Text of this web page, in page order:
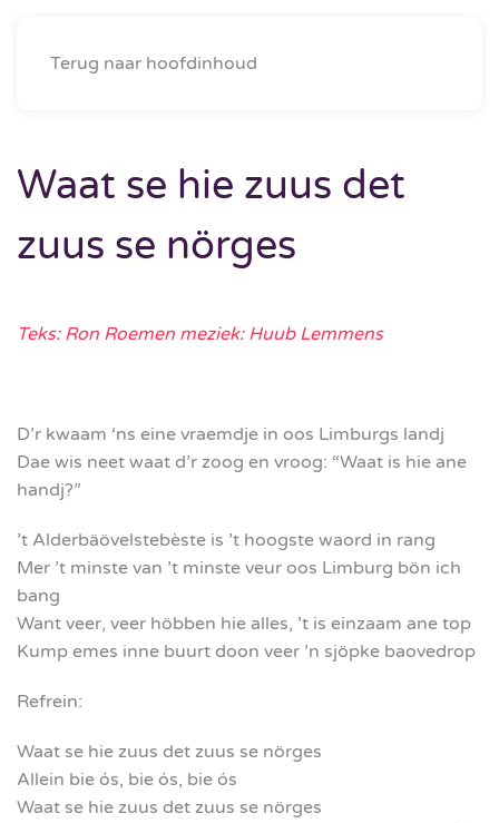
Terug naar hoofdinhoud
Menu
Waat se hie zuus det
zuus se nörges
Teks: Ron Roemen meziek: Huub Lemmens
D’r kwaam ‘ns eine vraemdje in oos Limburgs landj
Dae wis neet waat d’r zoog en vroog: “Waat is hie ane
handj?”
’t Alderbäövelstebèste is ’t hoogste waord in rang
Mer ’t minste van ’t minste veur oos Limburg bön ich
bang
Want veer, veer höbben hie alles, ’t is einzaam ane top
Kump emes inne buurt doon veer ’n sjöpke baovedrop
Refrein:
Waat se hie zuus det zuus se nörges
Allein bie ós, bie ós, bie ós
Waat se hie zuus det zuus se nörges